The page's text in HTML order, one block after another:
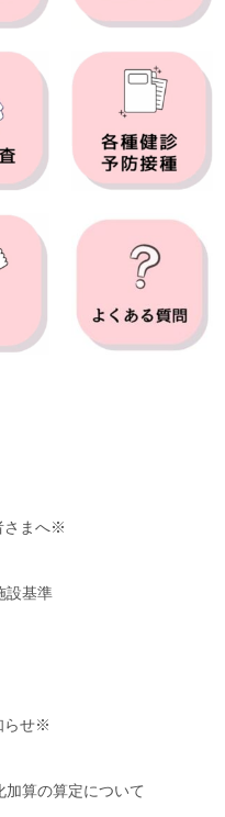
さまへ※
設基準
らせ※
算の算定について